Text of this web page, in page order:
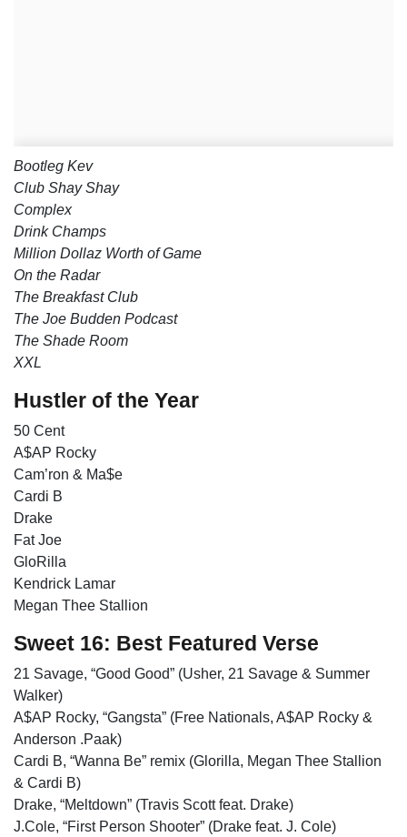
Bootleg Kev
Club Shay Shay
Complex
Drink Champs
Million Dollaz Worth of Game
On the Radar
The Breakfast Club
The Joe Budden Podcast
The Shade Room
XXL
Hustler of the Year
50 Cent
A$AP Rocky
Cam’ron & Ma$e
Cardi B
Drake
Fat Joe
GloRilla
Kendrick Lamar
Megan Thee Stallion
Sweet 16: Best Featured Verse
21 Savage, “Good Good” (Usher, 21 Savage & Summer
Walker)
A$AP Rocky, “Gangsta” (Free Nationals, A$AP Rocky &
Anderson .Paak)
Cardi B, “Wanna Be” remix (Glorilla, Megan Thee Stallion
& Cardi B)
Drake, “Meltdown” (Travis Scott feat. Drake)
J.Cole, “First Person Shooter” (Drake feat. J. Cole)